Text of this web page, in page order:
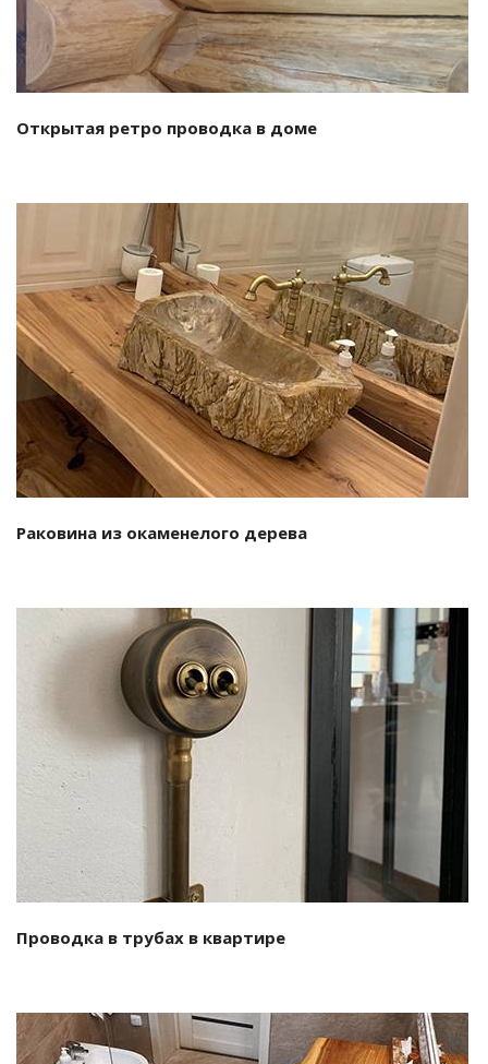
Открытая ретро проводка в доме
Смотреть проект
Раковина из окаменелого дерева
Смотреть проект
Проводка в трубах в квартире